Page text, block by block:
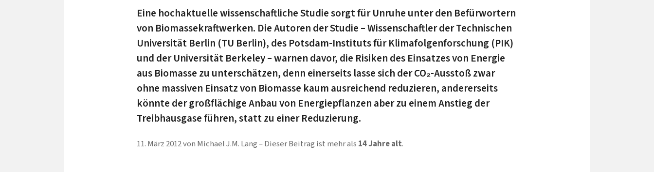
Eine hochaktuelle wissenschaftliche Studie sorgt für Unruhe unter den Befürwortern
von Biomassekraft­werken. Die Autoren der Studie – Wissenschaftler der Technischen
Universität Berlin (TU Berlin), des Potsdam-Instituts für Klimafolgenforschung (PIK)
und der Universität Berkeley – warnen davor, die Risiken des Einsatzes von Energie
aus Biomasse zu unterschätzen, denn einerseits lasse sich der CO₂-Ausstoß zwar
ohne massiven Einsatz von Biomasse kaum ausreichend reduzieren, andererseits
könnte der großflächige Anbau von Energiepflanzen aber zu einem Anstieg der
Treibhausgase führen, statt zu einer Reduzierung.
11. März 2012von Michael J.M. Lang Dieser Beitrag ist mehr als 14 Jahre alt.